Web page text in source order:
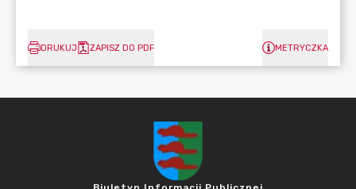
DRUKUJ ZAPISZ DO PDF METRYCZKA